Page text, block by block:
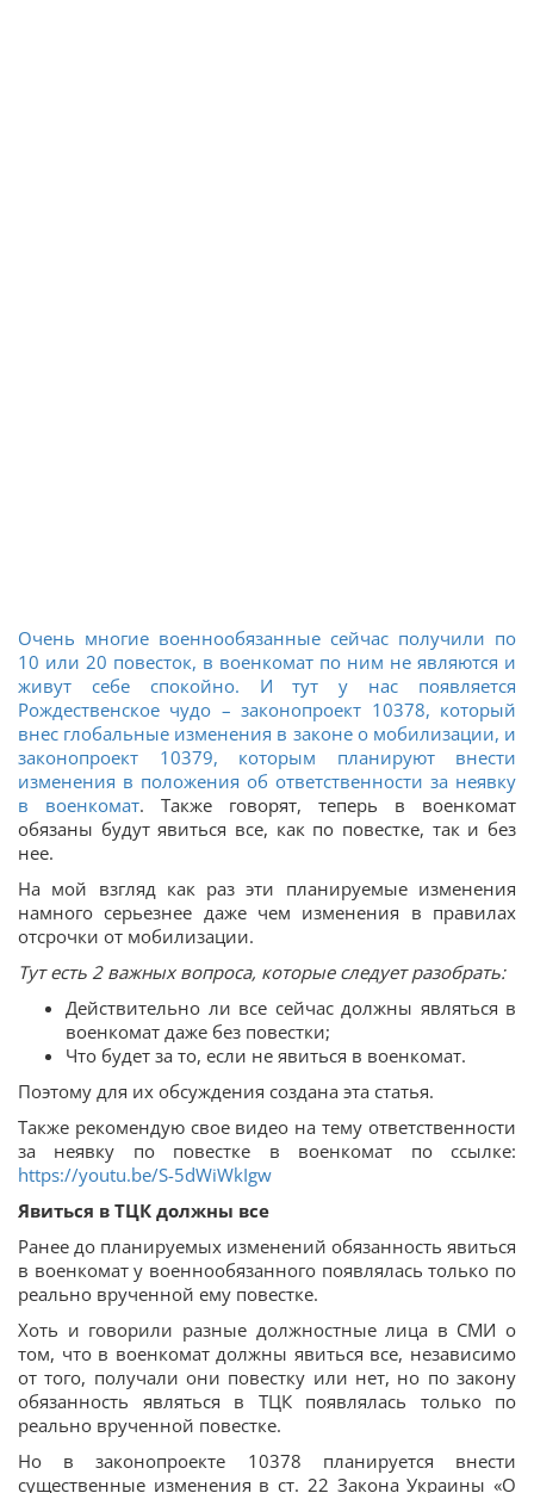
Очень многие военнообязанные сейчас получили по
10 или 20 повесток, в военкомат по ним не являются и
живут себе спокойно. И тут у нас появляется
Рождественское чудо – законопроект 10378, который
внес глобальные изменения в законе о мобилизации, и
законопроект 10379, которым планируют внести
изменения в положения об ответственности за неявку
в военкомат. Также говорят, теперь в военкомат
обязаны будут явиться все, как по повестке, так и без
нее.
На мой взгляд как раз эти планируемые изменения
намного серьезнее даже чем изменения в правилах
отсрочки от мобилизации.
Тут есть 2 важных вопроса, которые следует разобрать:
Действительно ли все сейчас должны являться в
военкомат даже без повестки;
Что будет за то, если не явиться в военкомат.
Поэтому для их обсуждения создана эта статья.
Также рекомендую свое видео на тему ответственности
за неявку по повестке в военкомат по ссылке:
https://youtu.be/S-5dWiWkIgw
Явиться в ТЦК должны все
Ранее до планируемых изменений обязанность явиться
в военкомат у военнообязанного появлялась только по
реально врученной ему повестке.
Хоть и говорили разные должностные лица в СМИ о
том, что в военкомат должны явиться все, независимо
от того, получали они повестку или нет, но по закону
обязанность являться в ТЦК появлялась только по
реально врученной повестке.
Но в законопроекте 10378 планируется внести
существенные изменения в ст. 22 Закона Украины «О